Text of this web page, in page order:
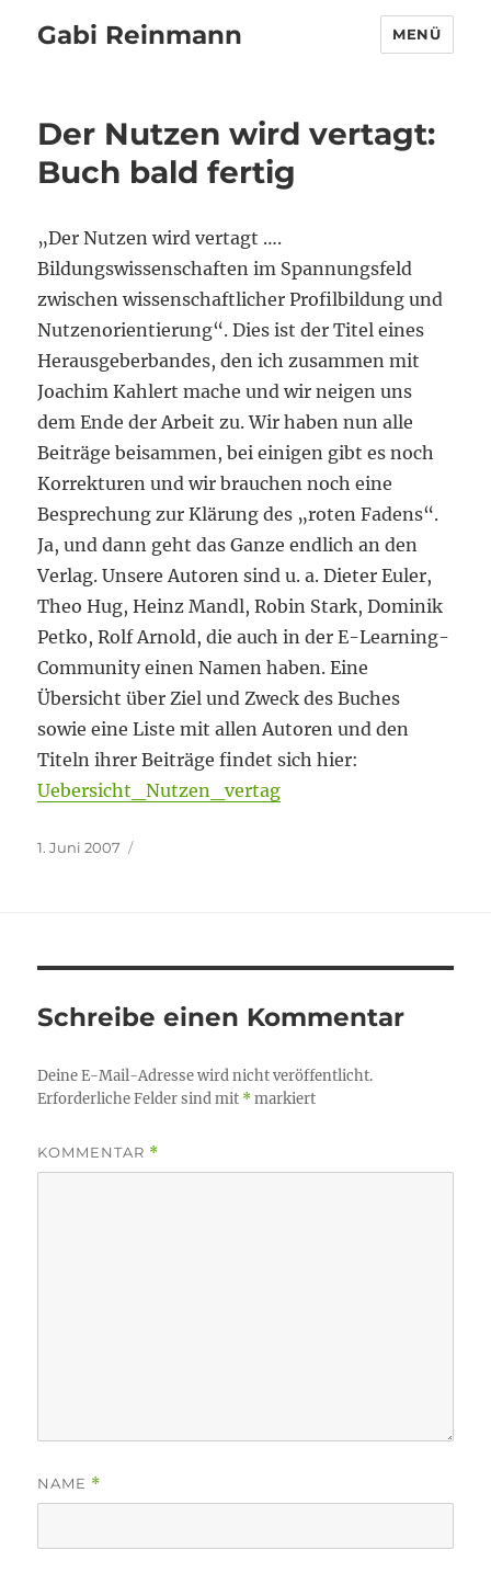
Gabi Reinmann MENÜ
Der Nutzen wird vertagt:
Buch bald fertig
„Der Nutzen wird vertagt ….
Bildungswissenschaften im Spannungsfeld
zwischen wissenschaftlicher Profilbildung und
Nutzenorientierung“. Dies ist der Titel eines
Herausgeberbandes, den ich zusammen mit
Joachim Kahlert mache und wir neigen uns
dem Ende der Arbeit zu. Wir haben nun alle
Beiträge beisammen, bei einigen gibt es noch
Korrekturen und wir brauchen noch eine
Besprechung zur Klärung des „roten Fadens“.
Ja, und dann geht das Ganze endlich an den
Verlag. Unsere Autoren sind u. a. Dieter Euler,
Theo Hug, Heinz Mandl, Robin Stark, Dominik
Petko, Rolf Arnold, die auch in der E-Learning-
Community einen Namen haben. Eine
Übersicht über Ziel und Zweck des Buches
sowie eine Liste mit allen Autoren und den
Titeln ihrer Beiträge findet sich hier:
Uebersicht_Nutzen_vertag
Veröffentlicht
1. Juni 2007
Schreibe einen Kommentar
Deine E-Mail-Adresse wird nicht veröffentlicht.
Erforderliche Felder sind mit *markiert
KOMMENTAR *
NAME *